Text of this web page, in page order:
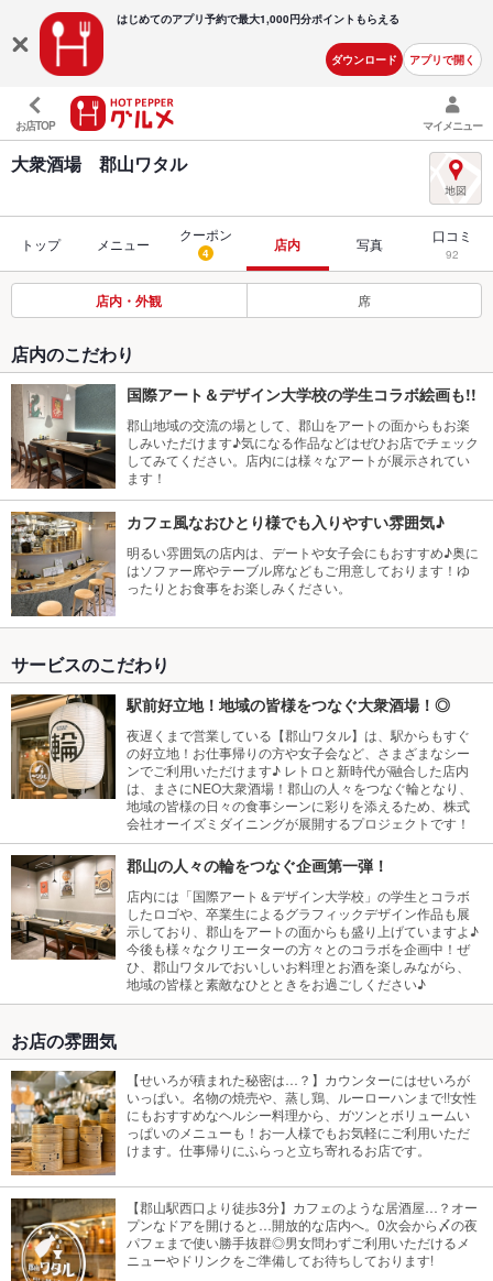
はじめてのアプリ予約で最大1,000円分ポイントもらえる
ダウンロード アプリで開く
お店TOP マイメニュー
大衆酒場 郡山ワタル
トップ メニュー
クーポン
4 店内 写真 口コミ
92
店内・外観 席
店内のこだわり
国際アート＆デザイン大学校の学生コラボ絵画も!!
郡山地域の交流の場として、郡山をアートの面からもお楽
しみいただけます♪気になる作品などはぜひお店でチェック
してみてください。店内には様々なアートが展示されてい
ます！
カフェ風なおひとり様でも入りやすい雰囲気♪
明るい雰囲気の店内は、デートや女子会にもおすすめ♪奥に
はソファー席やテーブル席などもご用意しております！ゆ
ったりとお食事をお楽しみください。
サービスのこだわり
駅前好立地！地域の皆様をつなぐ大衆酒場！◎
夜遅くまで営業している【郡山ワタル】は、駅からもすぐ
の好立地！お仕事帰りの方や女子会など、さまざまなシー
ンでご利用いただけます♪ レトロと新時代が融合した店内
は、まさにNEO大衆酒場！郡山の人々をつなぐ輪となり、
地域の皆様の日々の食事シーンに彩りを添えるため、株式
会社オーイズミダイニングが展開するプロジェクトです！
郡山の人々の輪をつなぐ企画第一弾！
店内には「国際アート＆デザイン大学校」の学生とコラボ
したロゴや、卒業生によるグラフィックデザイン作品も展
示しており、郡山をアートの面からも盛り上げていますよ♪
今後も様々なクリエーターの方々とのコラボを企画中！ぜ
ひ、郡山ワタルでおいしいお料理とお酒を楽しみながら、
地域の皆様と素敵なひとときをお過ごしください♪
お店の雰囲気
【せいろが積まれた秘密は…？】カウンターにはせいろが
いっぱい。名物の焼売や、蒸し鶏、ルーローハンまで!!女性
にもおすすめなヘルシー料理から、ガツンとボリュームい
っぱいのメニューも！お一人様でもお気軽にご利用いただ
けます。仕事帰りにふらっと立ち寄れるお店です。
【郡山駅西口より徒歩3分】カフェのような居酒屋…？オー
プンなドアを開けると…開放的な店内へ。0次会から〆の夜
パフェまで使い勝手抜群◎男女問わずご利用いただけるメ
ニューやドリンクをご準備してお待ちしております!